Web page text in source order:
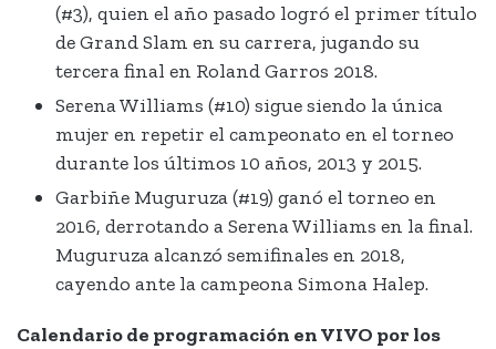
(#3), quien el año pasado logró el primer título
de Grand Slam en su carrera, jugando su
tercera final en Roland Garros 2018.
Serena Williams (#10) sigue siendo la única
mujer en repetir el campeonato en el torneo
durante los últimos 10 años, 2013 y 2015.
Garbiñe Muguruza (#19) ganó el torneo en
2016, derrotando a Serena Williams en la final.
Muguruza alcanzó semifinales en 2018,
cayendo ante la campeona Simona Halep.
Calendario de programación en VIVO por los